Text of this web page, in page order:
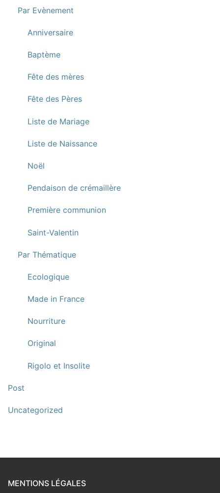
Par Evènement
Anniversaire
Baptème
Fête des mères
Fête des Pères
Liste de Mariage
Liste de Naissance
Noël
Pendaison de crémaillère
Première communion
Saint-Valentin
Par Thématique
Ecologique
Made in France
Nourriture
Original
Rigolo et Insolite
Post
Uncategorized
MENTIONS LÉGALES